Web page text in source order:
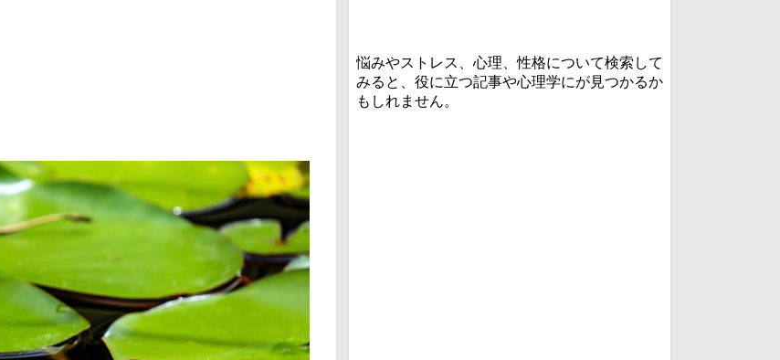
悩みやストレス、心理、性格について検索して
みると、役に立つ記事や心理学にが見つかるか
もしれません。